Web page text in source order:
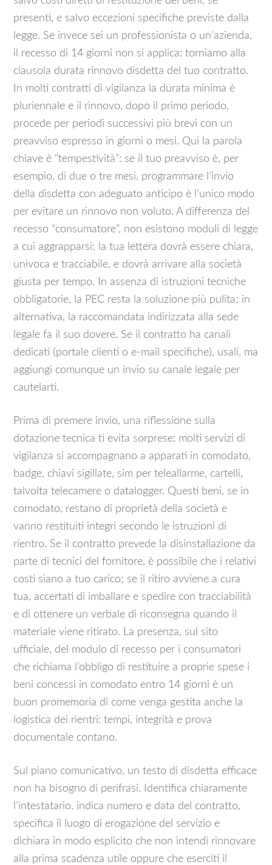
presenti, e salvo eccezioni specifiche previste dalla
legge. Se invece sei un professionista o un’azienda,
il recesso di 14 giorni non si applica: torniamo alla
clausola durata rinnovo disdetta del tuo contratto.
In molti contratti di vigilanza la durata minima è
pluriennale e il rinnovo, dopo il primo periodo,
procede per periodi successivi più brevi con un
preavviso espresso in giorni o mesi. Qui la parola
chiave è “tempestività”: se il tuo preavviso è, per
esempio, di due o tre mesi, programmare l’invio
della disdetta con adeguato anticipo è l’unico modo
per evitare un rinnovo non voluto. A differenza del
recesso “consumatore”, non esistono moduli di legge
a cui aggrapparsi; la tua lettera dovrà essere chiara,
univoca e tracciabile, e dovrà arrivare alla società
giusta per tempo. In assenza di istruzioni tecniche
obbligatorie, la PEC resta la soluzione più pulita; in
alternativa, la raccomandata indirizzata alla sede
legale fa il suo dovere. Se il contratto ha canali
dedicati (portale clienti o e-mail specifiche), usali, ma
aggiungi comunque un invio su canale legale per
cautelarti.
Prima di premere invio, una riflessione sulla
dotazione tecnica ti evita sorprese: molti servizi di
vigilanza si accompagnano a apparati in comodato,
badge, chiavi sigillate, sim per teleallarme, cartelli,
talvolta telecamere o datalogger. Questi beni, se in
comodato, restano di proprietà della società e
vanno restituiti integri secondo le istruzioni di
rientro. Se il contratto prevede la disinstallazione da
parte di tecnici del fornitore, è possibile che i relativi
costi siano a tuo carico; se il ritiro avviene a cura
tua, accertati di imballare e spedire con tracciabilità
e di ottenere un verbale di riconsegna quando il
materiale viene ritirato. La presenza, sul sito
ufficiale, del modulo di recesso per i consumatori
che richiama l’obbligo di restituire a proprie spese i
beni concessi in comodato entro 14 giorni è un
buon promemoria di come venga gestita anche la
logistica dei rientri: tempi, integrità e prova
documentale contano.
Sul piano comunicativo, un testo di disdetta efficace
non ha bisogno di perifrasi. Identifica chiaramente
l’intestatario, indica numero e data del contratto,
specifica il luogo di erogazione del servizio e
dichiara in modo esplicito che non intendi rinnovare
alla prima scadenza utile oppure che eserciti il